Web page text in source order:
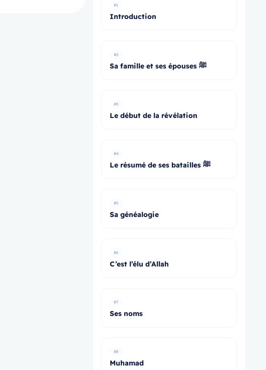
#1
Introduction
#2
Sa famille et ses épouses ﷺ
#3
Le début de la révélation
#4
Le résumé de ses batailles ﷺ
#5
Sa généalogie
#6
C’est l’élu d’Allah
#7
Ses noms
#8
Muhamad